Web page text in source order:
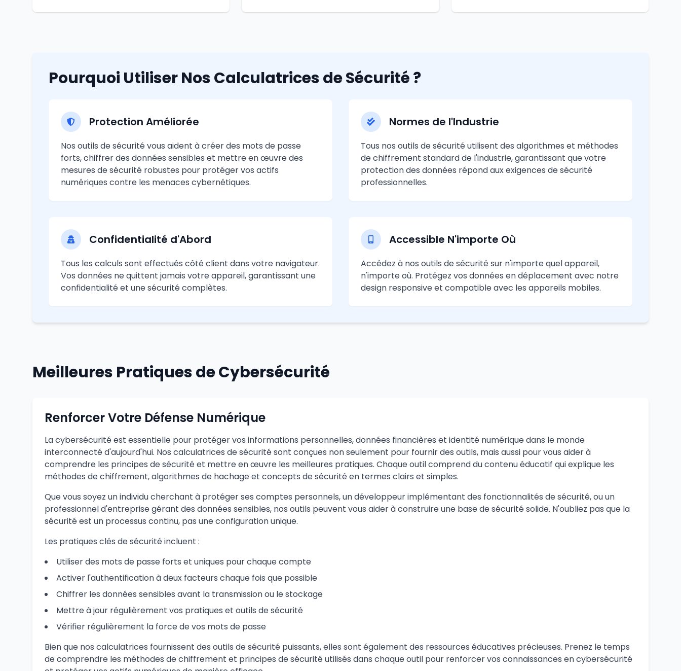
Pourquoi Utiliser Nos Calculatrices de Sécurité ?
Protection Améliorée
Nos outils de sécurité vous aident à créer des mots de passe
forts, chiffrer des données sensibles et mettre en œuvre des
mesures de sécurité robustes pour protéger vos actifs
numériques contre les menaces cybernétiques.
Normes de l'Industrie
Tous nos outils de sécurité utilisent des algorithmes et méthodes
de chiffrement standard de l'industrie, garantissant que votre
protection des données répond aux exigences de sécurité
professionnelles.
Confidentialité d'Abord
Tous les calculs sont effectués côté client dans votre navigateur.
Vos données ne quittent jamais votre appareil, garantissant une
confidentialité et une sécurité complètes.
Accessible N'importe Où
Accédez à nos outils de sécurité sur n'importe quel appareil,
n'importe où. Protégez vos données en déplacement avec notre
design responsive et compatible avec les appareils mobiles.
Meilleures Pratiques de Cybersécurité
Renforcer Votre Défense Numérique
La cybersécurité est essentielle pour protéger vos informations personnelles, données financières et identité numérique dans le monde
interconnecté d'aujourd'hui. Nos calculatrices de sécurité sont conçues non seulement pour fournir des outils, mais aussi pour vous aider à
comprendre les principes de sécurité et mettre en œuvre les meilleures pratiques. Chaque outil comprend du contenu éducatif qui explique les
méthodes de chiffrement, algorithmes de hachage et concepts de sécurité en termes clairs et simples.
Que vous soyez un individu cherchant à protéger ses comptes personnels, un développeur implémentant des fonctionnalités de sécurité, ou un
professionnel d'entreprise gérant des données sensibles, nos outils peuvent vous aider à construire une base de sécurité solide. N'oubliez pas que la
sécurité est un processus continu, pas une configuration unique.
Les pratiques clés de sécurité incluent :
Utiliser des mots de passe forts et uniques pour chaque compte
Activer l'authentification à deux facteurs chaque fois que possible
Chiffrer les données sensibles avant la transmission ou le stockage
Mettre à jour régulièrement vos pratiques et outils de sécurité
Vérifier régulièrement la force de vos mots de passe
Bien que nos calculatrices fournissent des outils de sécurité puissants, elles sont également des ressources éducatives précieuses. Prenez le temps
de comprendre les méthodes de chiffrement et principes de sécurité utilisés dans chaque outil pour renforcer vos connaissances en cybersécurité